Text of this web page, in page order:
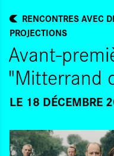
RENCONTRES AVEC
PROJECTIONS
Avant-
"Mitterrand
LE 18 DÉCEMBRE